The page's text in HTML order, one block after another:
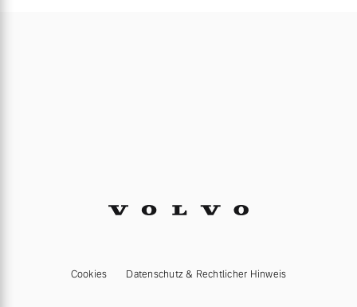
Cookies Datenschutz & Rechtlicher Hinweis